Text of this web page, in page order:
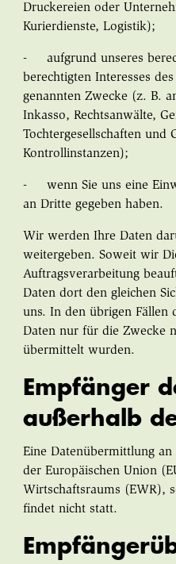
Druckereien oder
Kurierdienste, Logistik);
- aufgrund unseres
berechtigten Interesses
genannten Zwecke (z. B.
Inkasso, Rechtsanwälte,
Tochtergesellschaften und
Kontrollinstanzen);
- wenn Sie uns eine
an Dritte gegeben haben.
Wir werden Ihre Daten
weitergeben. Soweit wir
Auftragsverarbeitung
Daten dort den gleichen
uns. In den übrigen Fällen
Daten nur für die Zwecke
übermittelt wurden.
Empfänger
außerhalb
Eine Datenübermittlung an
der Europäischen Union
Wirtschaftsraums (EWR),
findet nicht statt.